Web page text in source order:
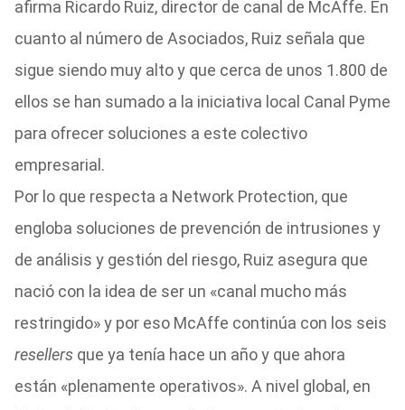
afirma Ricardo Ruiz, director de canal de McAffe. En
cuanto al número de Asociados, Ruiz señala que
sigue siendo muy alto y que cerca de unos 1.800 de
ellos se han sumado a la iniciativa local Canal Pyme
para ofrecer soluciones a este colectivo
empresarial.
Por lo que respecta a Network Protection, que
engloba soluciones de prevención de intrusiones y
de análisis y gestión del riesgo, Ruiz asegura que
nació con la idea de ser un «canal mucho más
restringido» y por eso McAffe continúa con los seis
resellersque ya tenía hace un año y que ahora
están «plenamente operativos». A nivel global, en